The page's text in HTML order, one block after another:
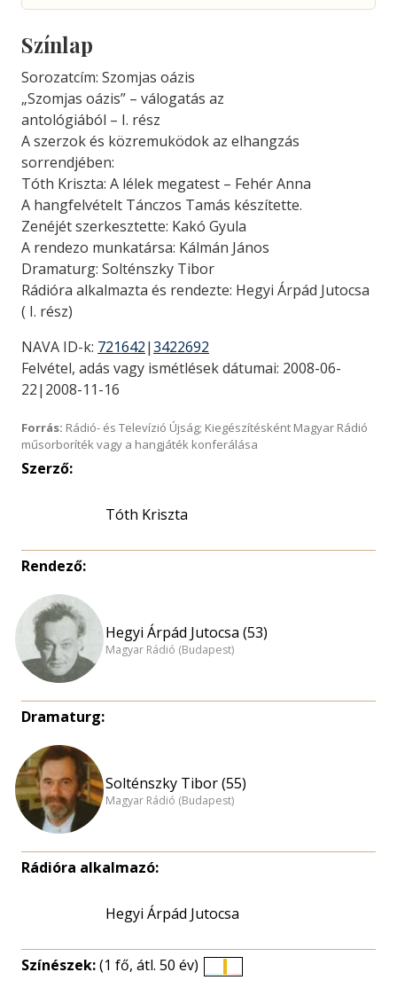
Színlap
Sorozatcím: Szomjas oázis
„Szomjas oázis” – válogatás az
antológiából – I. rész
A szerzok és közremuködok az elhangzás
sorrendjében:
Tóth Kriszta: A lélek megatest – Fehér Anna
A hangfelvételt Tánczos Tamás készítette.
Zenéjét szerkesztette: Kakó Gyula
A rendezo munkatársa: Kálmán János
Dramaturg: Solténszky Tibor
Rádióra alkalmazta és rendezte: Hegyi Árpád Jutocsa
( I. rész)
NAVA ID-k: 721642|3422692
Felvétel, adás vagy ismétlések dátumai: 2008-06-
22|2008-11-16
Forrás: Rádió- és Televízió Újság; Kiegészítésként Magyar Rádió
műsorboríték vagy a hangjáték konferálása
Szerző:
Tóth Kriszta
Rendező:
Hegyi Árpád Jutocsa (53)
Magyar Rádió (Budapest)
Dramaturg:
Solténszky Tibor (55)
Magyar Rádió (Budapest)
Rádióra alkalmazó:
Hegyi Árpád Jutocsa
Színészek:(1 fő, átl. 50 év)